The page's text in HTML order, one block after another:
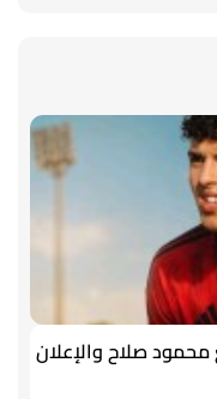
صلاح والإعلان